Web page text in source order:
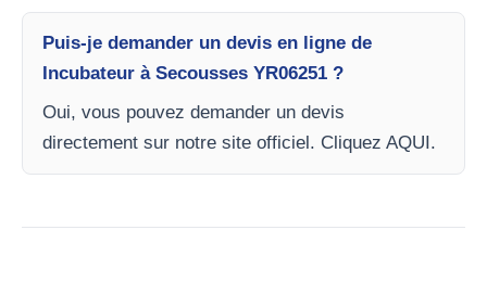
Puis-je demander un devis en ligne de
Incubateur à Secousses YR06251 ?
Oui, vous pouvez demander un devis
directement sur notre site officiel. Cliquez AQUI.